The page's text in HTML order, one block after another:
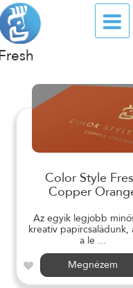
Color Style
Copper
Az egyik legjobb
kreatív papírcsaládunk,
a le ...
Megnézem